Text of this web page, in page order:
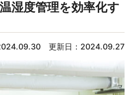
湿度管理を効率化す
更新日：2024.09.27